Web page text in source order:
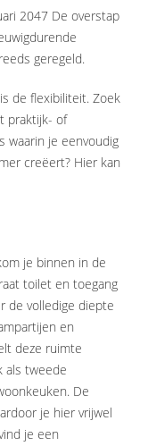
2047 De overstap
geregeld.
de flexibiliteit. Zoek
praktijk- of
waarin je eenvoudig
creëert? Hier kan
je binnen in de
toilet en toegang
de volledige diepte
en
deze ruimte
als tweede
De
je hier vrijwel
je een